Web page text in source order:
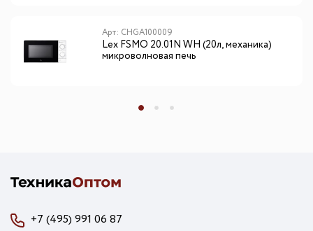
Арт: CHGA100009
Lex FSMO 20.01N WH (20л, механика)
микроволновая печь
+7 (495) 991 06 87